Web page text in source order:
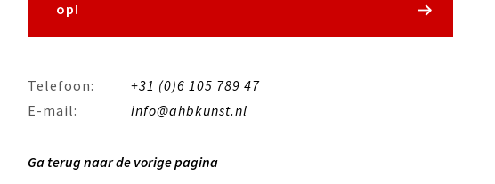
op!
Telefoon:
+31 (0)6 105 789 47
E-mail:
info@ahbkunst.nl
Ga terug naar de vorige pagina